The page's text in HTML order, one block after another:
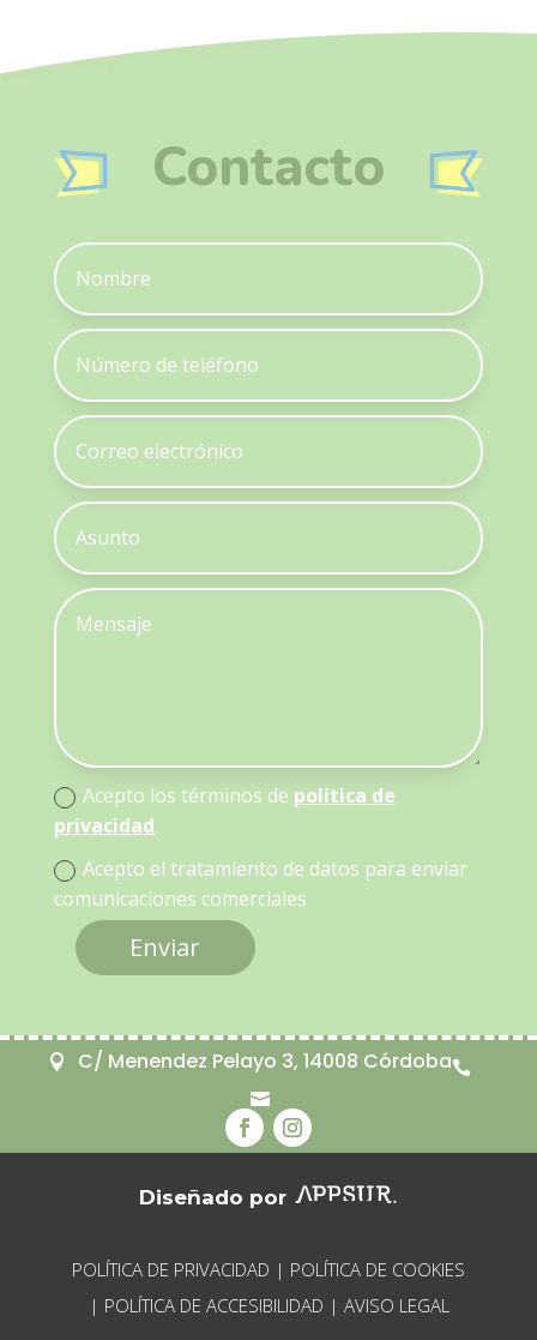
Contacto
Acepto los términos de política de
privacidad
Acepto el tratamiento de datos para enviar
comunicaciones comerciales
Enviar
 C/ Menendez Pelayo 3, 14008 Córdoba

Diseñado por
POLÍTICA DE PRIVACIDAD | POLÍTICA DE COOKIES
| POLÍTICA DE ACCESIBILIDAD | AVISO LEGAL